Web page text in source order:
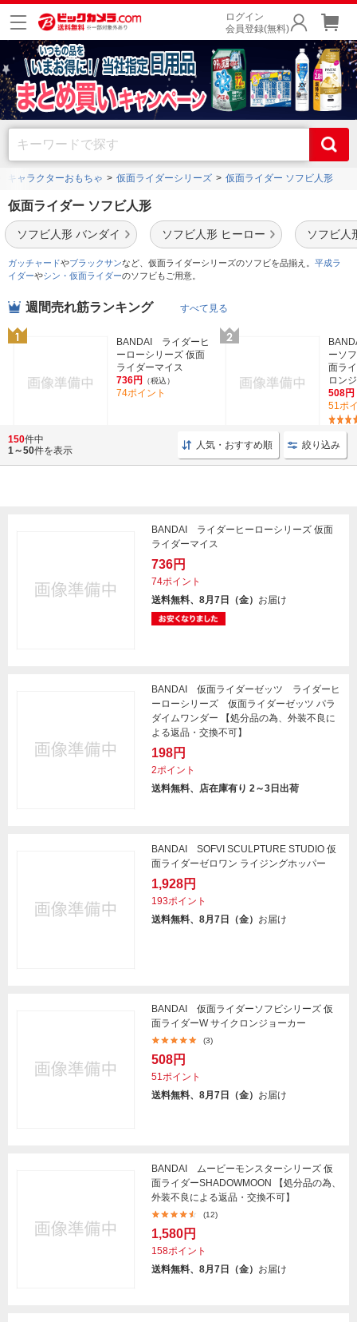
ログイン
会員登録(無料)
キャラクターおもちゃ 仮面ライダーシリーズ 仮面ライダー ソフビ人形
仮面ライダー ソフビ人形
ソフビ人形 バンダイ ソフビ人形 ヒーロー ソフビ人
ガッチャードやブラックサンなど、仮面ライダーシリーズのソフビを品揃え。 平成ラ
イダーやシン・仮面ライダーのソフビもご用意。
週間売れ筋ランキング すべて見る
BANDAI ライダーヒ
ーローシリーズ 仮面
ライダーマイス
736円
（税込）
74ポイント
ーソ
面ラ
ロン
508円
51ポ
150件中
1～50件を表示 人気・おすすめ順 絞り込み
BANDAI ライダーヒーローシリーズ 仮面
ライダーマイス
736円
74ポイント
送料無料、8月7日（金） お届け
BANDAI 仮面ライダーゼッツ ライダーヒ
ーローシリーズ 仮面ライダーゼッツ パラ
ダイムワンダー 【処分品の為、外装不良に
よる返品・交換不可】
198円
2ポイント
送料無料、店在庫有り 2～3日出荷
BANDAI SOFVI SCULPTURE STUDIO 仮
面ライダーゼロワン ライジングホッパー
1,928円
193ポイント
送料無料、8月7日（金） お届け
BANDAI 仮面ライダーソフビシリーズ 仮
面ライダーW サイクロンジョーカー
(3)
508円
51ポイント
送料無料、8月7日（金） お届け
BANDAI ムービーモンスターシリーズ 仮
面ライダーSHADOWMOON 【処分品の為、
外装不良による返品・交換不可】
(12)
1,580円
158ポイント
送料無料、8月7日（金） お届け